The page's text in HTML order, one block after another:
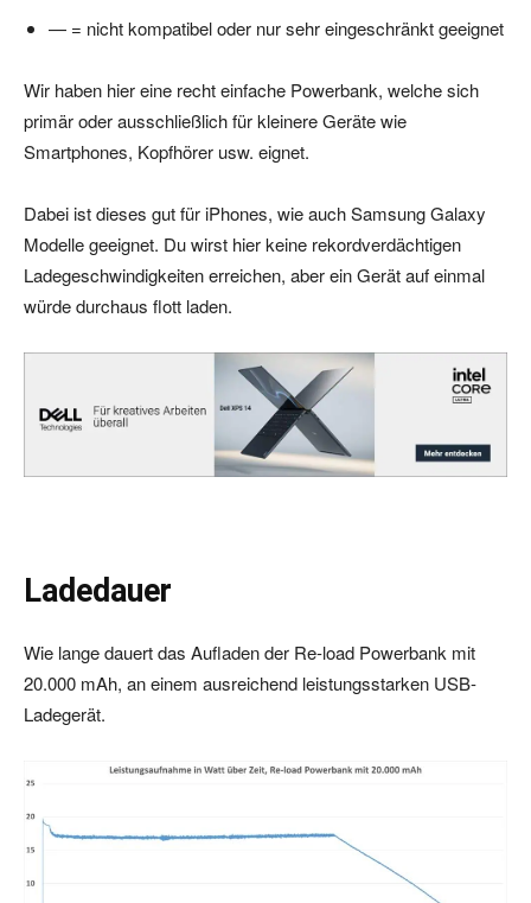
— = nicht kompatibel oder nur sehr eingeschränkt geeignet
Wir haben hier eine recht einfache Powerbank, welche sich
primär oder ausschließlich für kleinere Geräte wie
Smartphones, Kopfhörer usw. eignet.
Dabei ist dieses gut für iPhones, wie auch Samsung Galaxy
Modelle geeignet. Du wirst hier keine rekordverdächtigen
Ladegeschwindigkeiten erreichen, aber ein Gerät auf einmal
würde durchaus flott laden.
Ladedauer
Wie lange dauert das Aufladen der Re-load Powerbank mit
20.000 mAh, an einem ausreichend leistungsstarken USB-
Ladegerät.